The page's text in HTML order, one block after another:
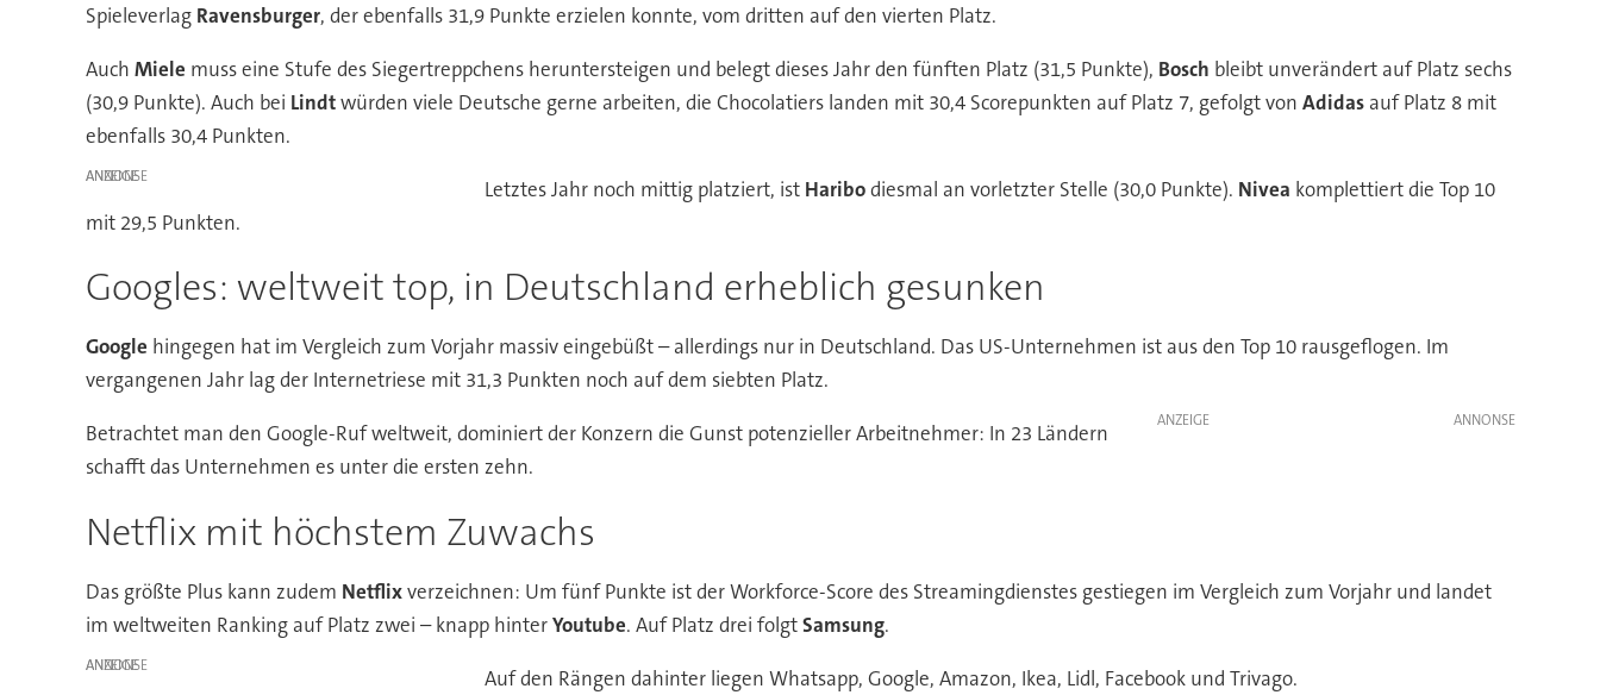
Spieleverlag Ravensburger, der ebenfalls 31,9 Punkte erzielen konnte, vom dritten auf den vierten Platz.
Auch Miele muss eine Stufe des Siegertreppchens heruntersteigen und belegt dieses Jahr den fünften Platz (31,5 Punkte), Bosch bleibt unverändert auf Platz sechs
(30,9 Punkte). Auch bei Lindtwürden viele Deutsche gerne arbeiten, die Chocolatiers landen mit 30,4 Scorepunkten auf Platz 7, gefolgt von Adidasauf Platz 8 mit
ebenfalls 30,4 Punkten.
ANZEIGE Letztes Jahr noch mittig platziert, ist Haribodiesmal an vorletzter Stelle (30,0 Punkte). Nivea komplettiert die Top 10
mit 29,5 Punkten.
Googles: weltweit top, in Deutschland erheblich gesunken
Google hingegen hat im Vergleich zum Vorjahr massiv eingebüßt – allerdings nur in Deutschland. Das US-Unternehmen ist aus den Top 10 rausgeflogen. Im
vergangenen Jahr lag der Internetriese mit 31,3 Punkten noch auf dem siebten Platz.
ANZEIGE
Betrachtet man den Google-Ruf weltweit, dominiert der Konzern die Gunst potenzieller Arbeitnehmer: In 23 Ländern
schafft das Unternehmen es unter die ersten zehn.
Netflix mit höchstem Zuwachs
Das größte Plus kann zudem Netflixverzeichnen: Um fünf Punkte ist der Workforce-Score des Streamingdienstes gestiegen im Vergleich zum Vorjahr und landet
im weltweiten Ranking auf Platz zwei – knapp hinterYoutube. Auf Platz drei folgtSamsung.
ANZEIGE Auf den Rängen dahinter liegen Whatsapp, Google, Amazon, Ikea, Lidl, Facebook und Trivago.